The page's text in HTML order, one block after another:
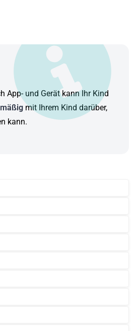
App- und Gerät kann Ihr Kind
mit Ihrem Kind darüber,
kann.